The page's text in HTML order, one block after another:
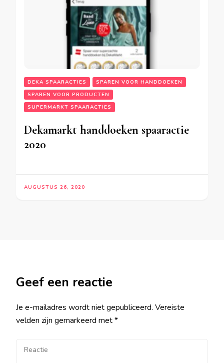
DEKA SPAARACTIES
SPAREN VOOR HANDDOEKEN
SPAREN VOOR PRODUCTEN
SUPERMARKT SPAARACTIES
Dekamarkt handdoeken spaaractie
2020
AUGUSTUS 26, 2020
Geef een reactie
Je e-mailadres wordt niet gepubliceerd. Vereiste
velden zijn gemarkeerd met*